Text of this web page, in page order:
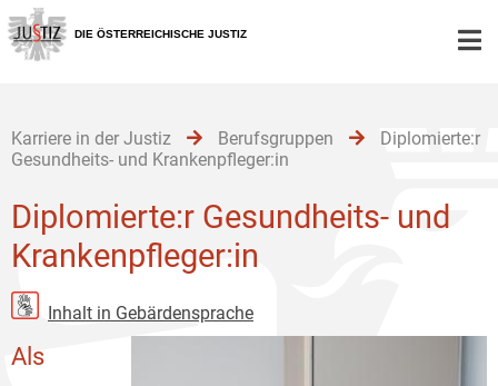
Zur
Hauptnavigation
[1]
Zum
Inhalt
[2]
Zum
Untermenü
[3]
DIE ÖSTERREICHISCHE JUSTIZ
Karriere in der Justiz Berufsgruppen
Diplomierte:r
Gesundheits- und Krankenpfleger:in
Diplomierte:r Gesundheits- und
Krankenpfleger:in
Inhalt in Gebärdensprache
Als